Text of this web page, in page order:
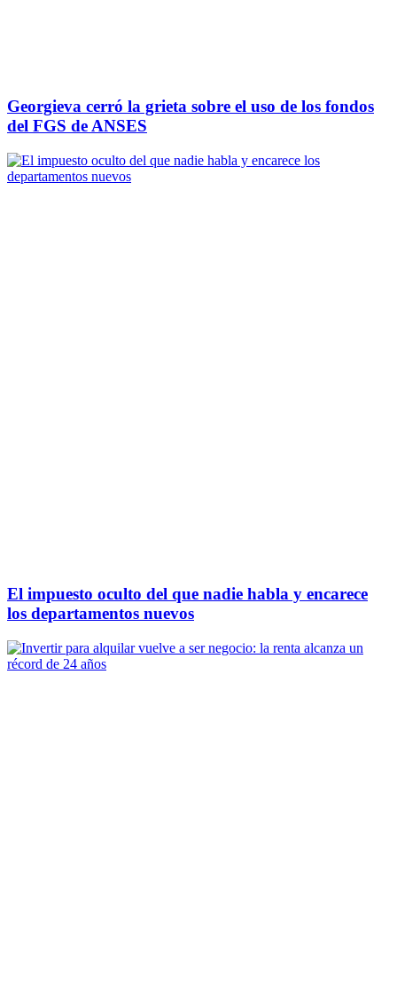
Georgieva cerró la grieta sobre el uso de los fondos
del FGS de ANSES
El impuesto oculto del que nadie habla y encarece
los departamentos nuevos